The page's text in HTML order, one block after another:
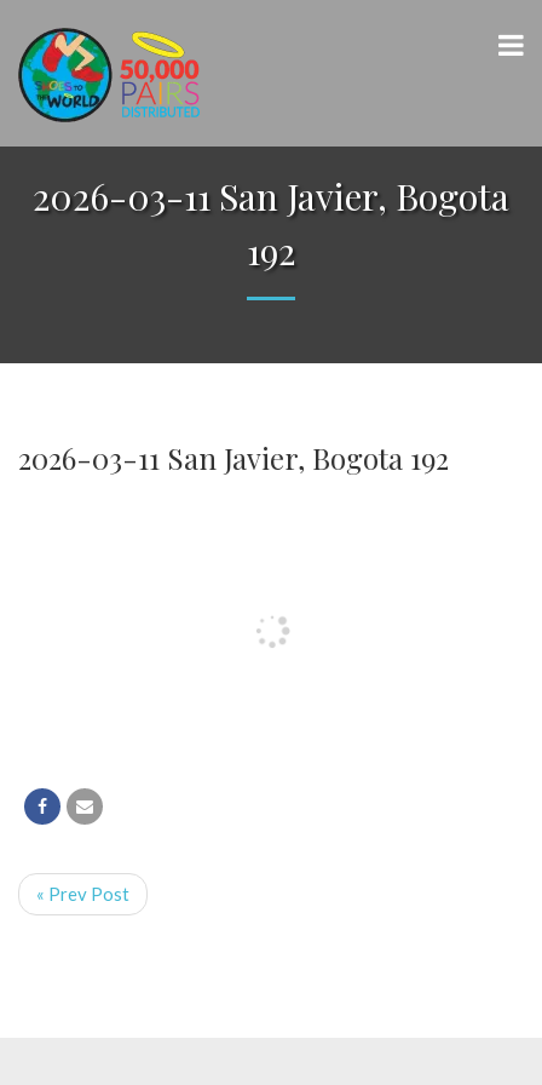
2026-03-11 San Javier, Bogota
192
2026-03-11 San Javier, Bogota 192
« Prev Post